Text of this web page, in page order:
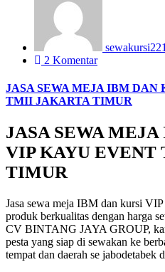
2 Komentar
JASA SEWA MEJA IBM DAN
TMII JAKARTA TIMUR
JASA SEWA
VIP KAYU
TIMUR
Jasa sewa meja IBM dan kursi
produk berkualitas dengan harga
CV BINTANG JAYA GROUP,
pesta yang siap di sewakan ke
tempat dan daerah se jabodetabek